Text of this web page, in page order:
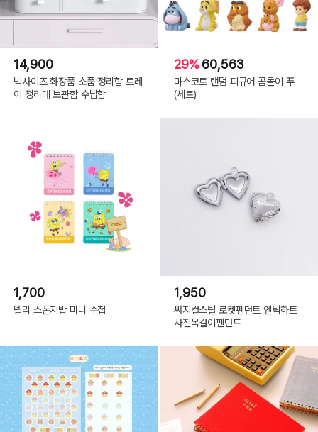
14,900
빅사이즈 화장품 소품 정리함 트레
이 정리대 보관함 수납함
29%60,563
마스코트 랜덤 피규어 곰돌이 푸
(세트)
1,700
델리 스폰지밥 미니 수첩
1,950
써지컬스틸 로켓펜던트 엔틱하트
사진목걸이펜던트